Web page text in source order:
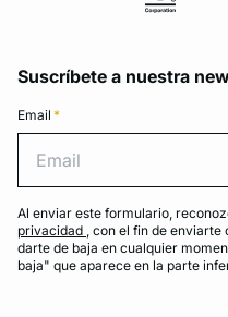
Suscríbete a nuestra
Email *
Al enviar este formulario,
privacidad , con el fin de
darte de baja en cualquier
baja" que aparece en la parte